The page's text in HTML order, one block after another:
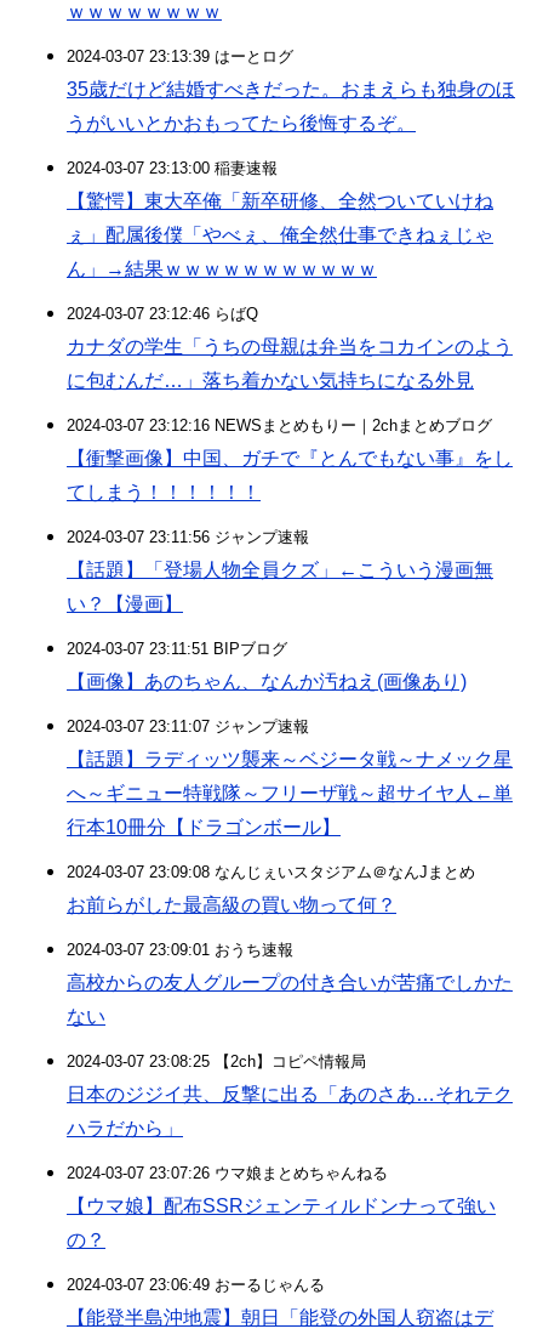
ｗｗｗｗｗｗｗｗ
2024-03-07 23:13:39 はーとログ
35歳だけど結婚すべきだった。おまえらも独身のほ
うがいいとかおもってたら後悔するぞ。
2024-03-07 23:13:00 稲妻速報
【驚愕】東大卒俺「新卒研修、全然ついていけね
ぇ」配属後僕「やべぇ、俺全然仕事できねぇじゃ
ん」→結果ｗｗｗｗｗｗｗｗｗｗｗ
2024-03-07 23:12:46 らばQ
カナダの学生「うちの母親は弁当をコカインのよう
に包むんだ…」落ち着かない気持ちになる外見
2024-03-07 23:12:16 NEWSまとめもりー｜2chまとめブログ
【衝撃画像】中国、ガチで『とんでもない事』をし
てしまう！！！！！！
2024-03-07 23:11:56 ジャンプ速報
【話題】「登場人物全員クズ」←こういう漫画無
い？【漫画】
2024-03-07 23:11:51 BIPブログ
【画像】あのちゃん、なんか汚ねえ(画像あり)
2024-03-07 23:11:07 ジャンプ速報
【話題】ラディッツ襲来～ベジータ戦～ナメック星
へ～ギニュー特戦隊～フリーザ戦～超サイヤ人←単
行本10冊分【ドラゴンボール】
2024-03-07 23:09:08 なんじぇいスタジアム＠なんJまとめ
お前らがした最高級の買い物って何？
2024-03-07 23:09:01 おうち速報
高校からの友人グループの付き合いが苦痛でしかた
ない
2024-03-07 23:08:25 【2ch】コピペ情報局
日本のジジイ共、反撃に出る「あのさあ…それテク
ハラだから」
2024-03-07 23:07:26 ウマ娘まとめちゃんねる
【ウマ娘】配布SSRジェンティルドンナって強い
の？
2024-03-07 23:06:49 おーるじゃんる
【能登半島沖地震】朝日「能登の外国人窃盗はデ